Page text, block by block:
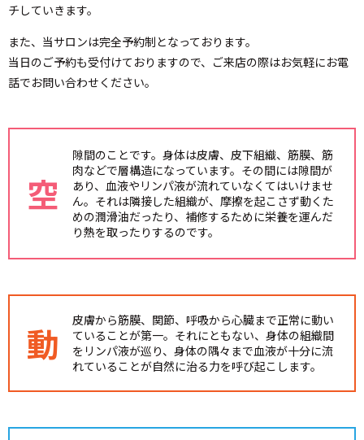
チしていきます。
また、当サロンは完全予約制となっております。
当日のご予約も受付けておりますので、ご来店の際はお気軽にお電
話でお問い合わせください。
空
隙間のことです。身体は皮膚、皮下組織、筋膜、筋
肉などで層構造になっています。その間には隙間が
あり、血液やリンパ液が流れていなくてはいけませ
ん。それは隣接した組織が、摩擦を起こさず動くた
めの潤滑油だったり、補修するために栄養を運んだ
り熱を取ったりするのです。
動
皮膚から筋膜、関節、呼吸から心臓まで正常に動い
ていることが第一。それにともない、身体の組織間
をリンパ液が巡り、身体の隅々まで血液が十分に流
れていることが自然に治る力を呼び起こします。